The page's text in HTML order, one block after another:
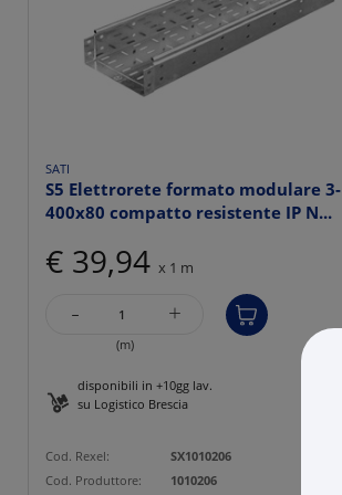
SATI
S5 Elettrorete formato modulare 3-
400x80 compatto resistente IP N...
€ 39,94 x 1 m
- +
(m)
disponibili in +10gg lav.
su Logistico Brescia
Cod. Rexel:
SX1010206
Cod. Produttore:
1010206